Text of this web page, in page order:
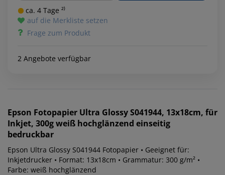
ca. 4 Tage ²⁾
auf die Merkliste setzen
Frage zum Produkt
2 Angebote verfügbar
Epson Fotopapier Ultra Glossy S041944, 13x18cm, für
Inkjet, 300g weiß hochglänzend einseitig
bedruckbar
Epson Ultra Glossy S041944 Fotopapier • Geeignet für:
Inkjetdrucker • Format: 13x18cm • Grammatur: 300 g/m² •
Farbe: weiß hochglänzend